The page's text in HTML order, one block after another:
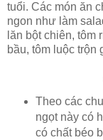
tuổi. Các món ăn
ngon như làm
lăn bột chiên, tôm
bầu, tôm luộc
Theo các
ngọt này có
có chất béo